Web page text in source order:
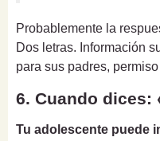
Probablemente la
Dos letras. Información
para sus padres,
6. Cuando dices:
Tu adolescente puede